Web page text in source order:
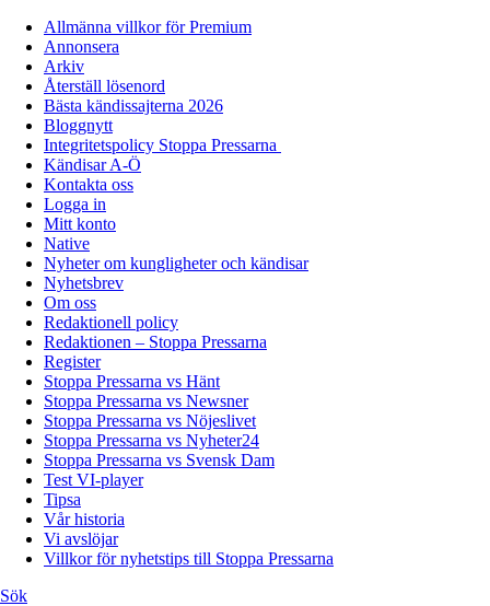
Allmänna villkor för Premium
Annonsera
Arkiv
Återställ lösenord
Bästa kändissajterna 2026
Bloggnytt
Integritetspolicy Stoppa Pressarna
Kändisar A-Ö
Kontakta oss
Logga in
Mitt konto
Native
Nyheter om kungligheter och kändisar
Nyhetsbrev
Om oss
Redaktionell policy
Redaktionen – Stoppa Pressarna
Register
Stoppa Pressarna vs Hänt
Stoppa Pressarna vs Newsner
Stoppa Pressarna vs Nöjeslivet
Stoppa Pressarna vs Nyheter24
Stoppa Pressarna vs Svensk Dam
Test VI-player
Tipsa
Vår historia
Vi avslöjar
Villkor för nyhetstips till Stoppa Pressarna
Sök